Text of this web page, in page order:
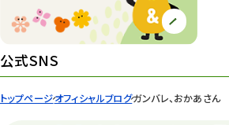
トップページオフィシャルブログガンバレ、おかあさん
園内の様子
遊園地
公式SNS